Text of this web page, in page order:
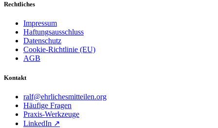
Rechtliches
Impressum
Haftungsausschluss
Datenschutz
Cookie-Richtlinie (EU)
AGB
Kontakt
ralf@ehrlichesmitteilen.org
Häufige Fragen
Praxis-Werkzeuge
LinkedIn ↗